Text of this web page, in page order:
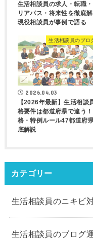
生活相談員の求人・転職
リアパス・将来性を徹底解
現役相談員が事例で語る
生活相談員のブロ
2026.04.03
【2026年最新】生活相談
格要件は都道府県で違う
格・特例ルール47都道府
底解説
カテゴリー
生活相談員のニキビ
生活相談員のブログ